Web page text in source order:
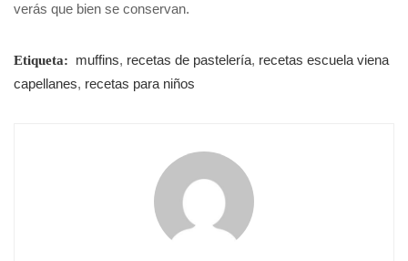
verás que bien se conservan.
Etiqueta: muffins, recetas de pastelería, recetas escuela viena
capellanes, recetas para niños